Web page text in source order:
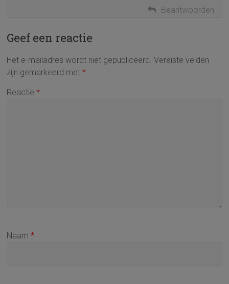
Beantwoorden
Geef een reactie
Het e-mailadres wordt niet gepubliceerd. Vereiste velden
zijn gemarkeerd met*
Reactie*
Naam*